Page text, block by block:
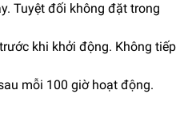
Tuyệt đối không đặt trong
khi khởi động. Không tiếp
mỗi 100 giờ hoạt động.